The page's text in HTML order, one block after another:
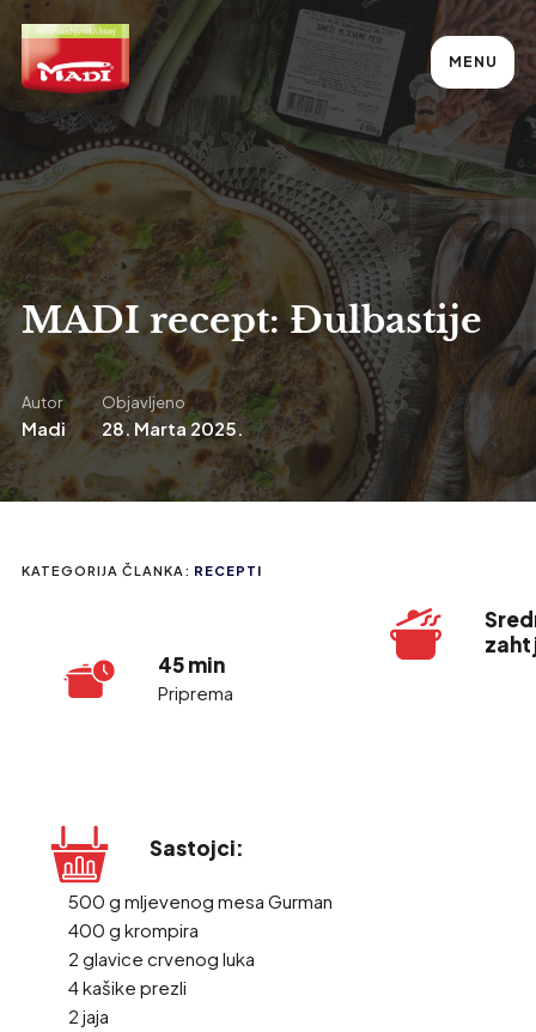
MENU
MADI recept: Đulbastije
Autor
Madi
Objavljeno
28. Marta 2025.
KATEGORIJA ČLANKA: RECEPTI
45 min
Priprema
Sastojci:
500 g mljevenog mesa Gurman
400 g krompira
2 glavice crvenog luka
4 kašike prezli
2 jaja